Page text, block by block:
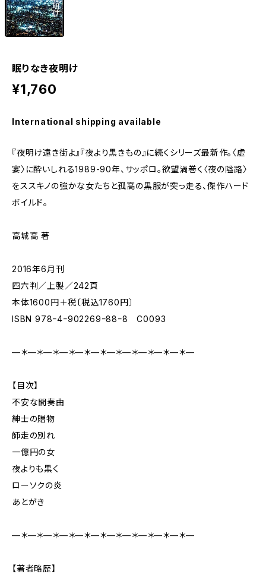
眠りなき夜明け
¥1,760
International shipping available
『夜明け遠き街よ』『夜より黒きもの』に続くシリーズ最新作。〈虚
宴〉に酔いしれる1989-90年、サッポロ。欲望渦巻く〈夜の隘路〉
をススキノの強かな女たちと孤高の黒服が突っ走る、傑作ハード
ボイルド。
高城高 著
2016年6月刊
四六判／上製／242頁
本体1600円＋税〔税込1760円〕
ISBN 978ｰ4ｰ902269ｰ88ｰ8 C0093
—＊—＊—＊—＊—＊—＊—＊—＊—＊—＊—＊—
【目次】
不安な間奏曲
紳士の贈物
師走の別れ
一億円の女
夜よりも黒く
ローソクの炎
あとがき
—＊—＊—＊—＊—＊—＊—＊—＊—＊—＊—＊—
【著者略歴】